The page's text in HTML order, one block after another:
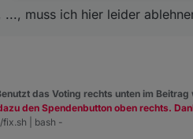
muss ich hier leider
das Voting rechts unten im
den Spendenbutton oben rechts.
| bash -